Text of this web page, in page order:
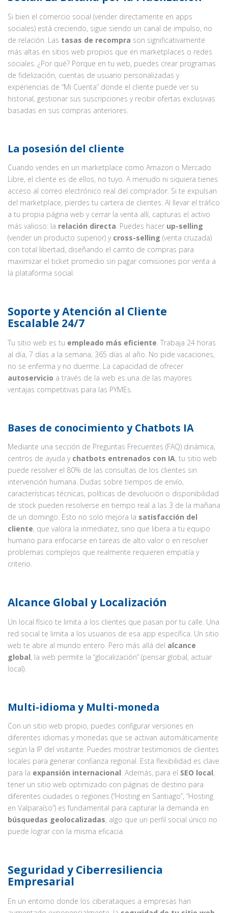
Si bien el comercio social (vender directamente en apps
sociales) está creciendo, sigue siendo un canal de impulso, no
de relación. Las tasas de recompra son significativamente
más altas en sitios web propios que en marketplaces o redes
sociales. ¿Por qué? Porque en tu web, puedes crear programas
de fidelización, cuentas de usuario personalizadas y
experiencias de “Mi Cuenta” donde el cliente puede ver su
historial, gestionar sus suscripciones y recibir ofertas exclusivas
basadas en sus compras anteriores.
La posesión del cliente
Cuando vendes en un marketplace como Amazon o Mercado
Libre, el cliente es de ellos, no tuyo. A menudo ni siquiera tienes
acceso al correo electrónico real del comprador. Si te expulsan
del marketplace, pierdes tu cartera de clientes. Al llevar el tráfico
a tu propia página web y cerrar la venta allí, capturas el activo
más valioso: la relación directa . Puedes hacer up-selling
(vender un producto superior) y cross-selling (venta cruzada)
con total libertad, diseñando el carrito de compras para
maximizar el ticket promedio sin pagar comisiones por venta a
la plataforma social.
Soporte y Atención al Cliente
Escalable 24/7
Tu sitio web es tu empleado más eficiente . Trabaja 24 horas
al día, 7 días a la semana, 365 días al año. No pide vacaciones,
no se enferma y no duerme. La capacidad de ofrecer
autoservicio a través de la web es una de las mayores
ventajas competitivas para las PYMEs.
Bases de conocimiento y Chatbots IA
Mediante una sección de Preguntas Frecuentes (FAQ) dinámica,
centros de ayuda y chatbots entrenados con IA, tu sitio web
puede resolver el 80% de las consultas de los clientes sin
intervención humana. Dudas sobre tiempos de envío,
características técnicas, políticas de devolución o disponibilidad
de stock pueden resolverse en tiempo real a las 3 de la mañana
de un domingo. Esto no solo mejora la satisfacción del
cliente, que valora la inmediatez, sino que libera a tu equipo
humano para enfocarse en tareas de alto valor o en resolver
problemas complejos que realmente requieren empatía y
criterio.
Alcance Global y Localización
Un local físico te limita a los clientes que pasan por tu calle. Una
red social te limita a los usuarios de esa app específica. Un sitio
web te abre al mundo entero. Pero más allá del alcance
global, la web permite la “glocalización” (pensar global, actuar
local).
Multi-idioma y Multi-moneda
Con un sitio web propio, puedes configurar versiones en
diferentes idiomas y monedas que se activan automáticamente
según la IP del visitante. Puedes mostrar testimonios de clientes
locales para generar confianza regional. Esta flexibilidad es clave
para la expansión internacional . Además, para el SEO local,
tener un sitio web optimizado con páginas de destino para
diferentes ciudades o regiones (“Hosting en Santiago”, “Hosting
en Valparaíso”) es fundamental para capturar la demanda en
búsquedas geolocalizadas, algo que un perfil social único no
puede lograr con la misma eficacia.
Seguridad y Ciberresiliencia
Empresarial
En un entorno donde los ciberataques a empresas han